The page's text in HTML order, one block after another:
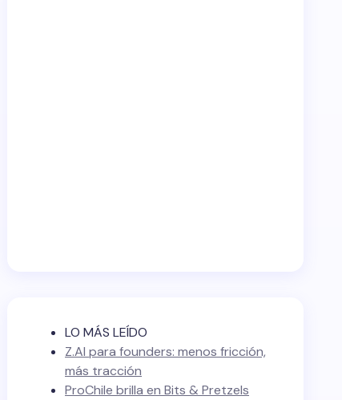
LO MÁS LEÍDO
Z.AI para founders: menos fricción,
más tracción
ProChile brilla en Bits & Pretzels